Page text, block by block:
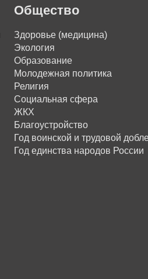
Общество
Здоровье (медицина)
Экология
Образование
Молодежная политика
Религия
Социальная сфера
ЖКХ
Благоустройство
Год воинской и трудовой
Год единства народов России